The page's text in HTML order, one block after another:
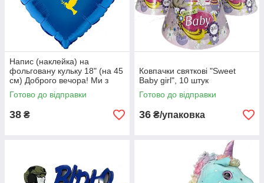
Напис (наклейка) на
фольговану кульку 18" (на 45
см) Доброго вечора! Ми з
України! (будь-який колір)
Готово до відправки
38 ₴
Ковпачки святкові "Sweet
Baby girl", 10 штук
Готово до відправки
36 ₴/упаковка